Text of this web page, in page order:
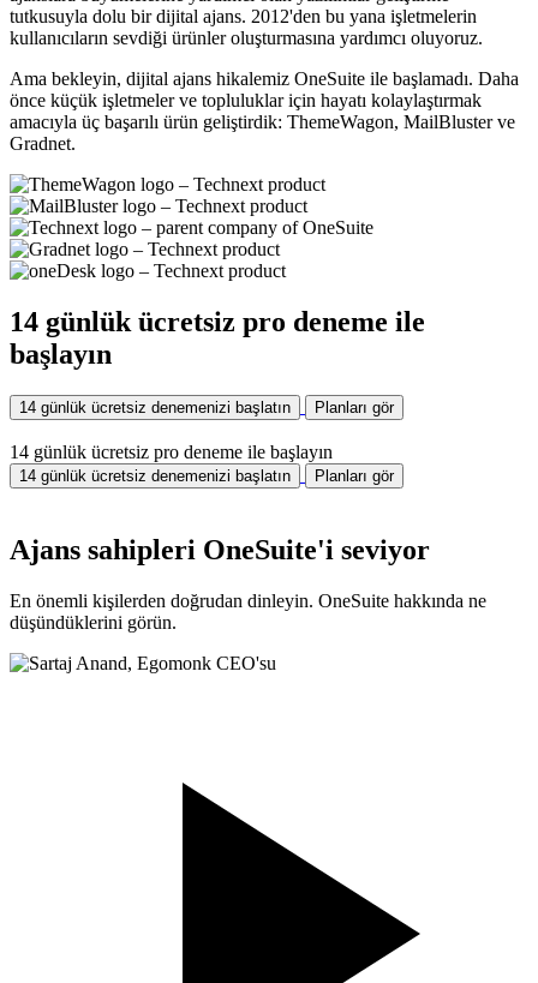
tutkusuyla dolu bir dijital ajans. 2012'den bu yana işletmelerin
kullanıcıların sevdiği ürünler oluşturmasına yardımcı oluyoruz.
Ama bekleyin, dijital ajans hikalemiz OneSuite ile başlamadı. Daha
önce küçük işletmeler ve topluluklar için hayatı kolaylaştırmak
amacıyla üç başarılı ürün geliştirdik: ThemeWagon, MailBluster ve
Gradnet.
14 günlük ücretsiz pro deneme ile
başlayın
14 günlük ücretsiz denemenizi başlatın Planları gör
14 günlük ücretsiz pro deneme ile başlayın
14 günlük ücretsiz denemenizi başlatın Planları gör
Ajans sahipleri OneSuite'i seviyor
En önemli kişilerden doğrudan dinleyin. OneSuite hakkında ne
düşündüklerini görün.